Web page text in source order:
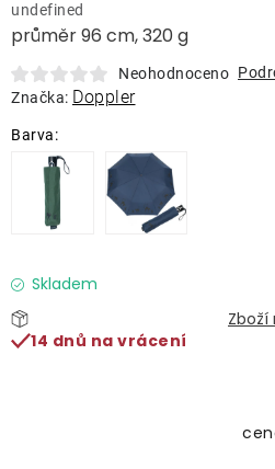
Lehátka
Doplňky
Gastro produkty
Kolekce
Prodávané značky
průměr 96 cm, 320 g
undefined
Neohodnoceno
Značka: Doppler
Skladem
14 dnů na vrácení